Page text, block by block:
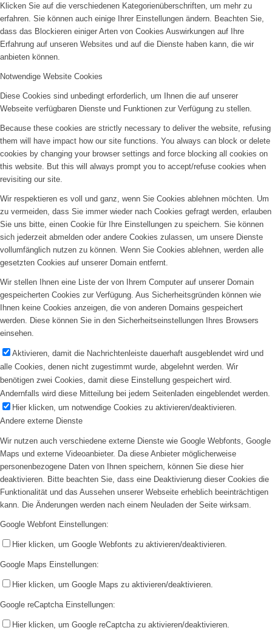
Klicken Sie auf die verschiedenen Kategorienüberschriften, um mehr zu
erfahren. Sie können auch einige Ihrer Einstellungen ändern. Beachten Sie,
dass das Blockieren einiger Arten von Cookies Auswirkungen auf Ihre
Erfahrung auf unseren Websites und auf die Dienste haben kann, die wir
anbieten können.
Notwendige Website Cookies
Diese Cookies sind unbedingt erforderlich, um Ihnen die auf unserer
Webseite verfügbaren Dienste und Funktionen zur Verfügung zu stellen.
Because these cookies are strictly necessary to deliver the website, refusing
them will have impact how our site functions. You always can block or delete
cookies by changing your browser settings and force blocking all cookies on
this website. But this will always prompt you to accept/refuse cookies when
revisiting our site.
Wir respektieren es voll und ganz, wenn Sie Cookies ablehnen möchten. Um
zu vermeiden, dass Sie immer wieder nach Cookies gefragt werden, erlauben
Sie uns bitte, einen Cookie für Ihre Einstellungen zu speichern. Sie können
sich jederzeit abmelden oder andere Cookies zulassen, um unsere Dienste
vollumfänglich nutzen zu können. Wenn Sie Cookies ablehnen, werden alle
gesetzten Cookies auf unserer Domain entfernt.
Wir stellen Ihnen eine Liste der von Ihrem Computer auf unserer Domain
gespeicherten Cookies zur Verfügung. Aus Sicherheitsgründen können wie
Ihnen keine Cookies anzeigen, die von anderen Domains gespeichert
werden. Diese können Sie in den Sicherheitseinstellungen Ihres Browsers
einsehen.
Aktivieren, damit die Nachrichtenleiste dauerhaft ausgeblendet wird und
alle Cookies, denen nicht zugestimmt wurde, abgelehnt werden. Wir
benötigen zwei Cookies, damit diese Einstellung gespeichert wird.
Andernfalls wird diese Mitteilung bei jedem Seitenladen eingeblendet werden.
Hier klicken, um notwendige Cookies zu aktivieren/deaktivieren.
Andere externe Dienste
Wir nutzen auch verschiedene externe Dienste wie Google Webfonts, Google
Maps und externe Videoanbieter. Da diese Anbieter möglicherweise
personenbezogene Daten von Ihnen speichern, können Sie diese hier
deaktivieren. Bitte beachten Sie, dass eine Deaktivierung dieser Cookies die
Funktionalität und das Aussehen unserer Webseite erheblich beeinträchtigen
kann. Die Änderungen werden nach einem Neuladen der Seite wirksam.
Google Webfont Einstellungen:
Hier klicken, um Google Webfonts zu aktivieren/deaktivieren.
Google Maps Einstellungen:
Hier klicken, um Google Maps zu aktivieren/deaktivieren.
Google reCaptcha Einstellungen:
Hier klicken, um Google reCaptcha zu aktivieren/deaktivieren.